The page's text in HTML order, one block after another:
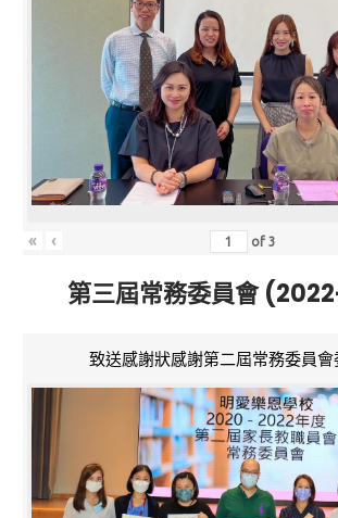
« ‹ of3
第三屆常務委員會
致送感謝狀感謝第二屆常務委員會